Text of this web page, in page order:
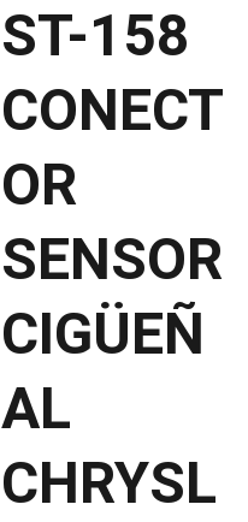
ST-158
CONECT
OR
SENSOR
CIGÜEÑ
AL
CHRYSL